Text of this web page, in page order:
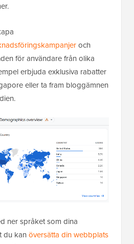
och
för användare från olika
erbjuda exklusiva rabatter
eller ta fram bloggämnen
ner språket som dina
du kan översätta din webbplats